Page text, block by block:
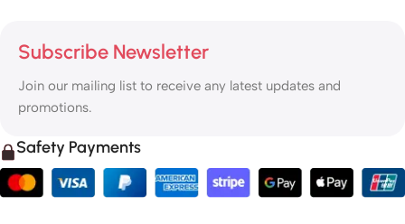
Subscribe Newsletter
Join our mailing list to receive any latest updates and
promotions.
Safety Payments